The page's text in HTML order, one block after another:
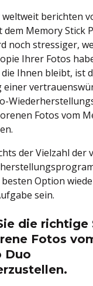
berichten
Memory Stick
noch stressiger,
Ihrer Fotos
Ihnen bleibt, ist
einer
Fotos vom
der Vielzahl der
Option
sein.
die richtige
Fotos
Duo